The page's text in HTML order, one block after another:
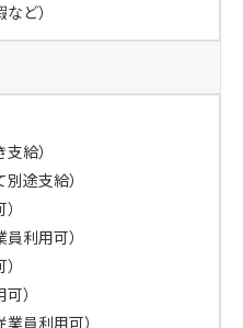
ど）
給）
途支給）
利用可）
）
員利用可）